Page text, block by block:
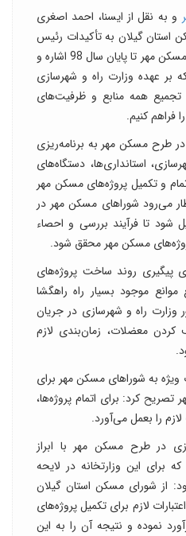
و به نقل از ایسنا، احمد اصغری
استان گیلان به تأکیدات رئیس‌
جمهور مبنی بر اتمام پروژه‌های مسکن مهر تا پایان سال 98 اشاره و
بر عهده وزارت‌ راه و شهرسازی
تجمیع همه منابع و ظرفیت‌های
فراهم کنیم.
در طرح مسکن مهر به برنامه‌ریزی
استانداری‌ها، دستگاه‌های
و تکمیل پروژه‌های مسکن مهر
می‌رود شوراهای مسکن مهر در
شود تا فرآیند بررسی و احصاء
مسکن مهر محقق شود.
پیگیری روند ساخت پروژه‌های
موجود بسیار راه راهگشا
وزارت راه و شهرسازی در جریان
معضلات، زمان‌بندی لازم
ویژه به شوراهای مسکن مهر برای
کرد: برای اتمام پروژه‌ها،
را بعمل می‌آورد.
در طرح مسکن مهر با ابراز
برای این وزارتخانه در لایحه
افزود: از شورای مسکن استان گیلان
لازم برای تکمیل پروژه‌های
نموده و نتیجه آن را به این